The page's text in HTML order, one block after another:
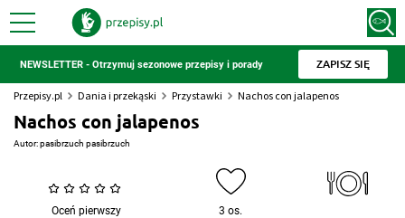
NEWSLETTER - Otrzymuj sezonowe przepisy i porady ZAPISZ SIĘ
Przepisy.pl Dania i przekąski Przystawki Nachos con jalapenos
Nachos con jalapenos
Autor:pasibrzuch pasibrzuch
Oceń pierwszy 3 os.